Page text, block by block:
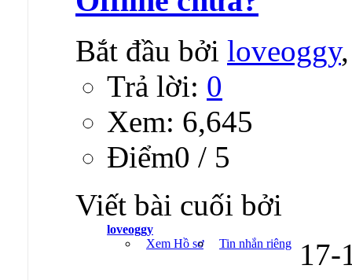
Viết bài cuối bởi
appsmart
Xem Hồ sơ
Tin nhắn riêng Đến
Mấy a MOD cho e